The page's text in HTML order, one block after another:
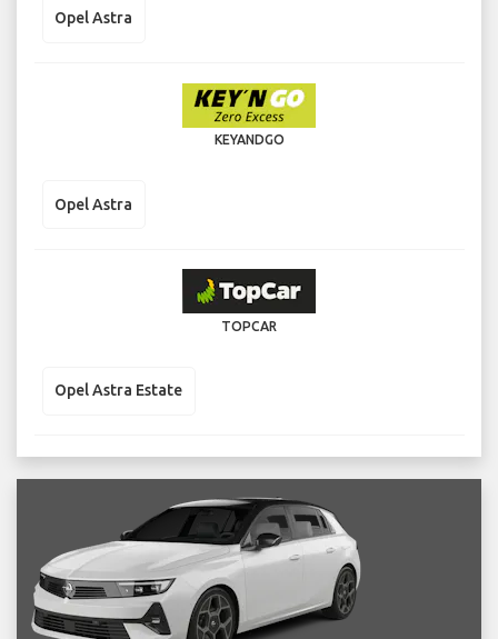
Opel Astra
KEYANDGO
Opel Astra
TOPCAR
Opel Astra Estate